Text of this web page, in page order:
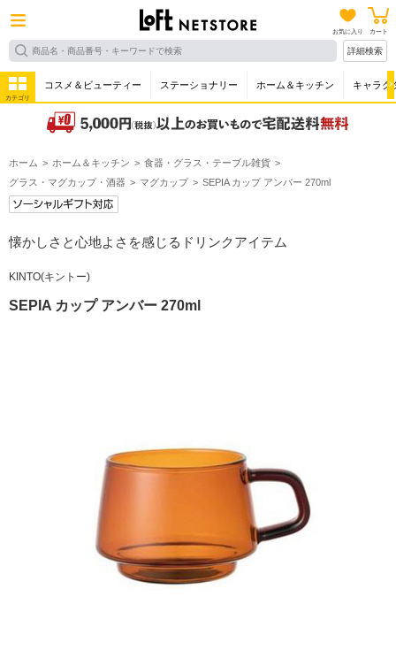
お気に入り カート
詳細検索
カテゴリ
コスメ＆ビューティー ステーショナリー ホーム＆キッチン キャラク
ホーム ホーム＆キッチン
食器・グラス・テーブル雑貨
グラス・マグカップ・酒器
マグカップ SEPIA カップ アンバー 270ml
懐かしさと心地よさを感じるドリンクアイテム
KINTO(キントー)
SEPIA カップ アンバー 270ml